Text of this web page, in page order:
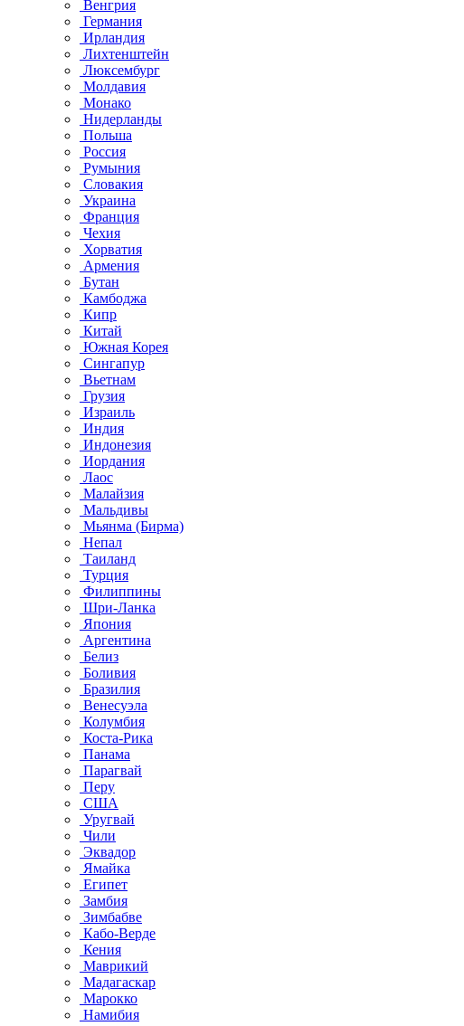
Венгрия
Германия
Ирландия
Лихтенштейн
Люксембург
Молдавия
Монако
Нидерланды
Польша
Россия
Румыния
Словакия
Украина
Франция
Чехия
Хорватия
Армения
Бутан
Камбоджа
Кипр
Китай
Южная Корея
Сингапур
Вьетнам
Грузия
Израиль
Индия
Индонезия
Иордания
Лаос
Малайзия
Мальдивы
Мьянма (Бирма)
Непал
Таиланд
Турция
Филиппины
Шри-Ланка
Япония
Аргентина
Белиз
Боливия
Бразилия
Венесуэла
Колумбия
Коста-Рика
Панама
Парагвай
Перу
США
Уругвай
Чили
Эквадор
Ямайка
Египет
Замбия
Зимбабве
Кабо-Верде
Кения
Маврикий
Мадагаскар
Марокко
Намибия